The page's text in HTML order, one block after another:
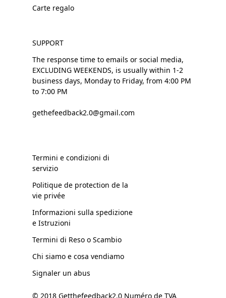
Carte regalo
SUPPORT
The response time to emails or social media,
EXCLUDING WEEKENDS, is usually within 1-2
business days, Monday to Friday, from 4:00 PM
to 7:00 PM
gethefeedback2.0@gmail.com
Termini e condizioni di
servizio
Politique de protection de la
vie privée
Informazioni sulla spedizione
e Istruzioni
Termini di Reso o Scambio
Chi siamo e cosa vendiamo
Signaler un abus
© 2018 Getthefeedback2.0 Numéro de TVA